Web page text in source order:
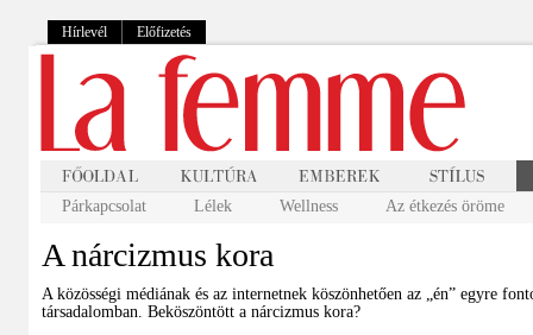
Hírlevél Előfizetés
Párkapcsolat Lélek Wellness Az étkezés öröme
A nárcizmus kora
A közösségi médiának és az internetnek köszönhetően az „én” egyre
társadalomban. Beköszöntött a nárcizmus kora?